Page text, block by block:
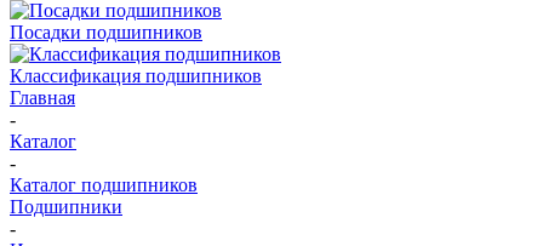
Посадки подшипников
Классификация подшипников
Главная
-
Каталог
-
Каталог подшипников
Подшипники
-